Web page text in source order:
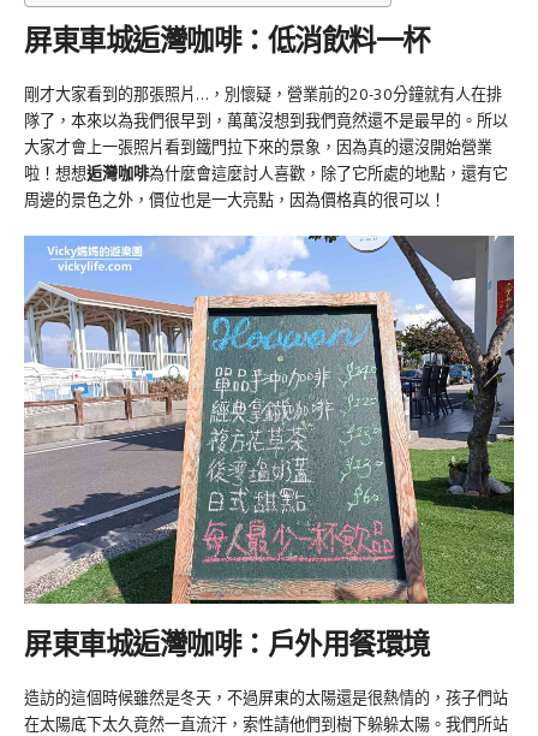
屏東車城逅灣咖啡：低消飲料一杯
剛才大家看到的那張照片…，別懷疑，營業前的20-30分鐘就有人在排
隊了，本來以為我們很早到，萬萬沒想到我們竟然還不是最早的。所以
大家才會上一張照片看到鐵門拉下來的景象，因為真的還沒開始營業
啦！想想逅灣咖啡為什麼會這麼討人喜歡，除了它所處的地點，還有它
周邊的景色之外，價位也是一大亮點，因為價格真的很可以！
屏東車城逅灣咖啡：戶外用餐環境
造訪的這個時候雖然是冬天，不過屏東的太陽還是很熱情的，孩子們站
在太陽底下太久竟然一直流汗，索性請他們到樹下躲躲太陽。我們所站